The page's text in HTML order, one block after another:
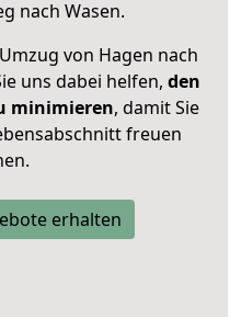
nach Wasen.
von Hagen nach
uns dabei helfen, den
minimieren, damit Sie
freuen
erhalten